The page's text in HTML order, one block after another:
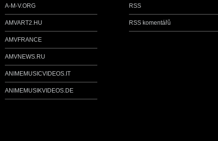
A-M-V.ORG
AMVART2.HU
AMVFRANCE
AMVNEWS.RU
ANIMEMUSICVIDEOS.IT
ANIMEMUSIKVIDEOS.DE
RSS
RSS komentářů